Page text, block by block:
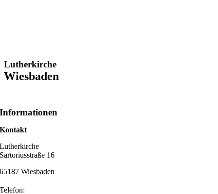
Lutherkirche
Wiesbaden
Informationen
Kontakt
Lutherkirche
Sartoriusstraße 16
65187 Wiesbaden
Telefon: